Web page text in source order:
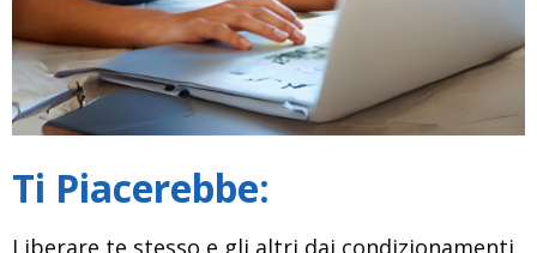
Ti Piacerebbe:
Liberare te stesso e gli altri dai condizionamenti